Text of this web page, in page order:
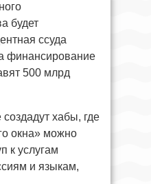
будет
ссуда
финансирование
500 млрд
хабы, где
окна» можно
к услугам
и языкам,